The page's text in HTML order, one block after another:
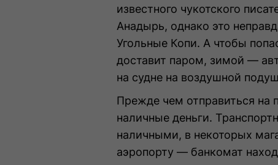
известного чукотского
Анадырь, однако это
Угольные Копи. А чтобы
доставит паром, зимой —
на судне на воздушной
Прежде чем отправиться на
наличные деньги.
наличными, в некоторых
аэропорту — банкомат